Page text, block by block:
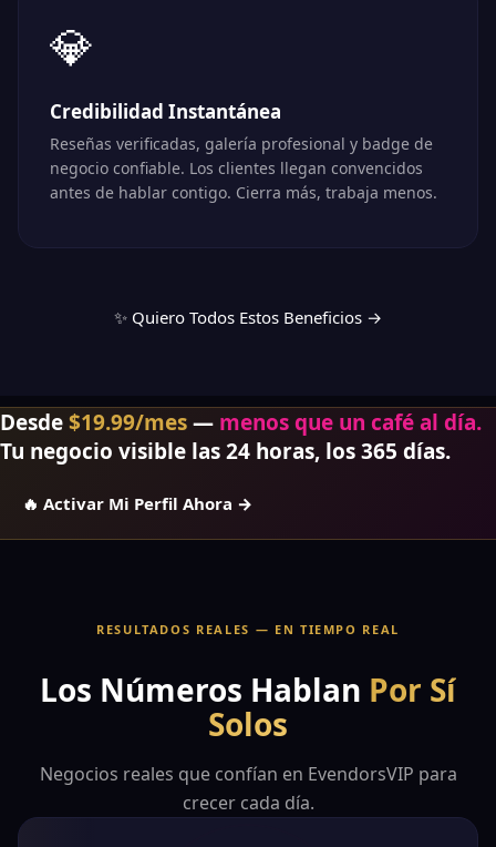
💎
Credibilidad Instantánea
Reseñas verificadas, galería profesional y badge de
negocio confiable. Los clientes llegan convencidos
antes de hablar contigo. Cierra más, trabaja menos.
✨ Quiero Todos Estos Beneficios →
Desde$19.99/mes— menos que un café al día.
Tu negocio visible las 24 horas, los 365 días.
🔥 Activar Mi Perfil Ahora →
RESULTADOS REALES — EN TIEMPO REAL
Los Números Hablan Por Sí
Solos
Negocios reales que confían en EvendorsVIP para
crecer cada día.